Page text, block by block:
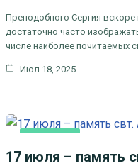
Преподобного Сергия
достаточно часто
числе наиболее почитаемых
Июл 18, 2025
17 июля – память